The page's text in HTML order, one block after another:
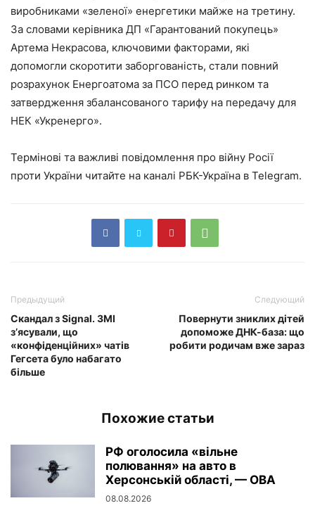
виробниками «зеленої» енергетики майже на третину.
За словами керівника ДП «Гарантований покупець»
Артема Некрасова, ключовими факторами, які
допомогли скоротити заборгованість, стали повний
розрахунок Енергоатома за ПСО перед ринком та
затвердження збалансованого тарифу на передачу для
НЕК «Укренерго».
Термінові та важливі повідомлення про війну Росії
проти України читайте на каналі РБК-Україна в Telegram.
Предыдущий
Скандал з Signal. ЗМІ
з’ясували, що
«конфіденційних» чатів
Гегсета було набагато
більше
Следующий
Повернути зниклих дітей
допоможе ДНК-база: що
робити родичам вже зараз
Похожие статьи
РФ оголосила «вільне
полювання» на авто в
Херсонській області, — ОВА
08.08.2026